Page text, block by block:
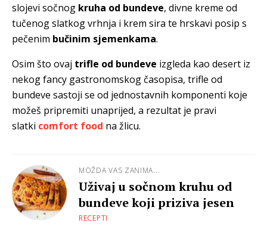
slojevi sočnog kruha od bundeve, divne kreme od
tučenog slatkog vrhnja i krem sira te hrskavi posip s
pečenim bučinim sjemenkama.
Osim što ovaj trifle od bundeve izgleda kao desert iz
nekog fancy gastronomskog časopisa, trifle od
bundeve sastoji se od jednostavnih komponenti koje
možeš pripremiti unaprijed, a rezultat je pravi
slatki comfort food na žlicu.
MOŽDA VAS ZANIMA...
Uživaj u sočnom kruhu od
bundeve koji priziva jesen
RECEPTI